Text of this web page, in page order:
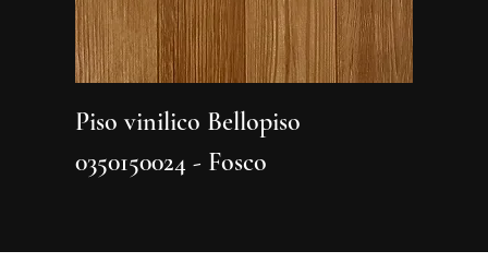
Piso vinilico Bellopiso
0350150024 - Fosco